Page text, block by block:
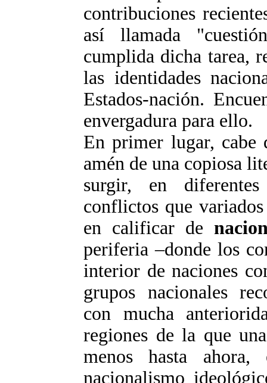
contribuciones
así llamada
cumplida dicha tarea,
las identidades
Estados-nación.
envergadura para ello.
En primer lugar, cabe
amén de una copiosa
surgir, en
conflictos que
en calificar de
periferia –donde los
interior de naciones
grupos nacionales
con mucha
regiones de la que
menos hasta
nacionalismo